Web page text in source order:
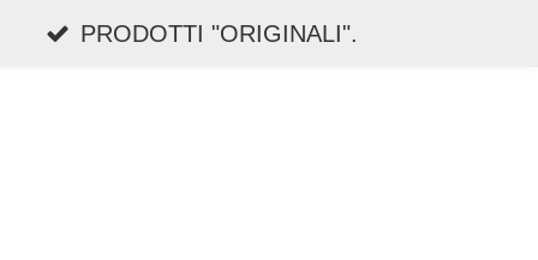
PRODOTTI "ORIGINALI".